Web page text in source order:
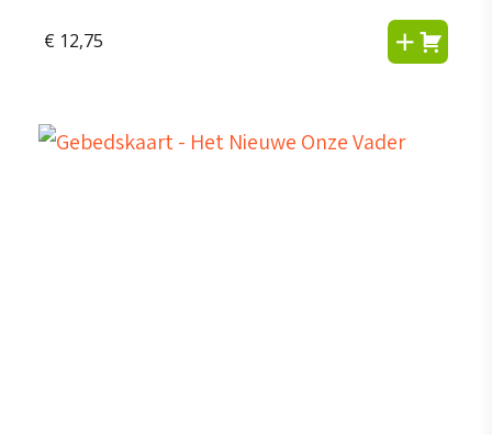
€ 12,75